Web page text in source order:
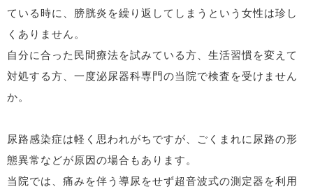
ている時に、膀胱炎を繰り返してしまうという女性は珍し
くありません。
自分に合った民間療法を試みている方、生活習慣を変えて
対処する方、一度泌尿器科専門の当院で検査を受けません
か。
尿路感染症は軽く思われがちですが、ごくまれに尿路の形
態異常などが原因の場合もあります。
当院では、痛みを伴う導尿をせず超音波式の測定器を利用